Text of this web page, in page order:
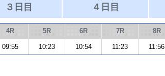
３日目 ４日目
4R 5R 6R 7R 8R
09:55 10:23 10:54 11:23 11:56